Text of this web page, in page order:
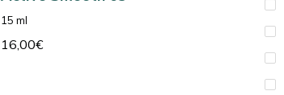
15 ml
16,00€